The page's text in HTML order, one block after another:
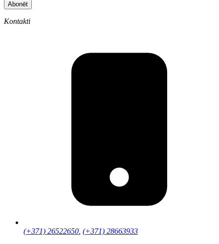
Abonēt
Kontakti
(+371) 26522650, (+371) 28663933